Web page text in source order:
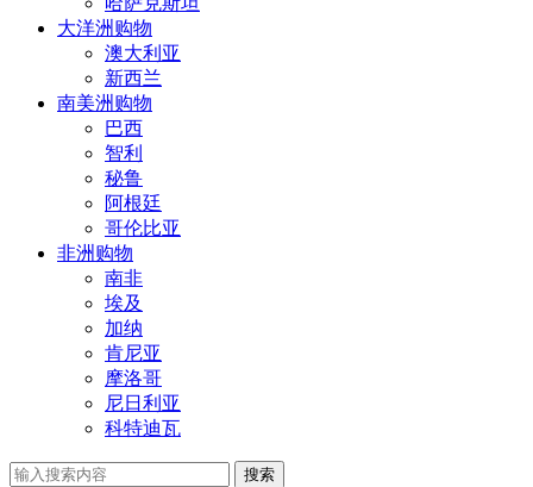
大洋洲购物
澳大利亚
新西兰
南美洲购物
巴西
智利
秘鲁
阿根廷
哥伦比亚
非洲购物
南非
埃及
加纳
肯尼亚
摩洛哥
尼日利亚
科特迪瓦
搜索